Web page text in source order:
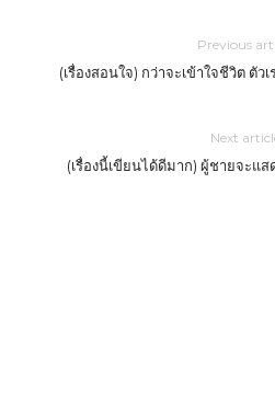
Previous
(เรื่องสอนใจ) กว่าจะเข้าใจชีวิต ตั
Next
(เรื่องนี้เขียนได้ดีมาก) ผู้ชายจะแส